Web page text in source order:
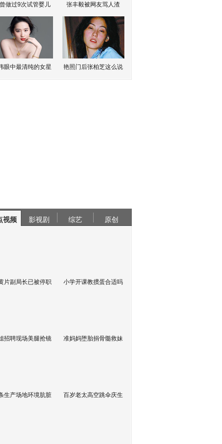
做过9次试管婴儿 张丰毅被网友骂人渣
眼中最清纯的女星 艳照门后张柏芝这么说
视频 影视剧 综艺 原创
片副局长已被停职 小学开课教掼蛋合适吗
招聘现场美腿抢镜 准妈妈堕胎捐骨髓救妹
生产场地环境肮脏 百岁老太高空跳伞庆生